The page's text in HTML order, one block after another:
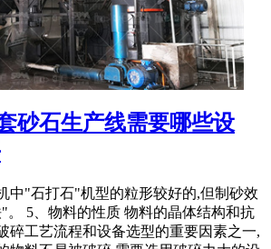
砂石生产线需要哪些设
中"石打石"机型的粒形较好的,但制砂效
。 5、物料的性质 物料的晶体结构和抗
碎工艺流程和设备选型的重要因素之一,